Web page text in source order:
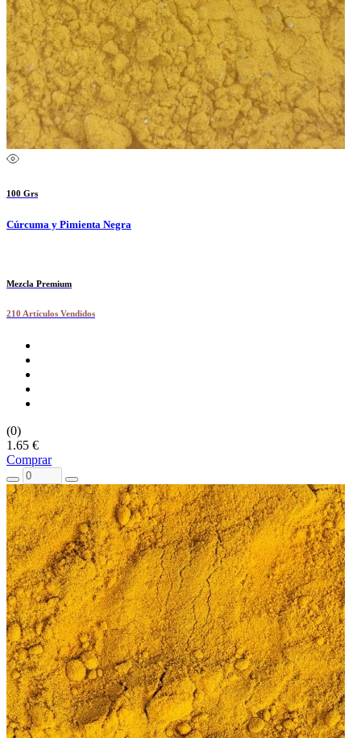
100 Grs
Cúrcuma y Pimienta Negra
Mezcla Premium
210 Artículos Vendidos
(0)
1.65 €
Comprar